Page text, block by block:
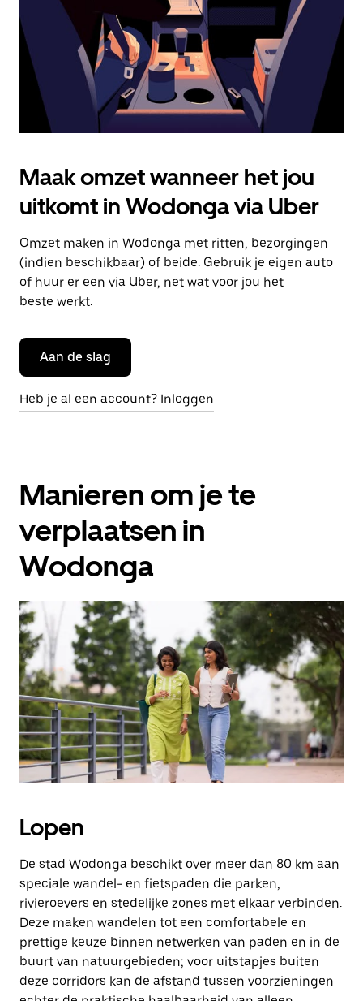
agenda
te
sluiten.
Maak omzet wanneer het jou
uitkomt in Wodonga via Uber
Omzet maken in Wodonga met ritten, bezorgingen
(indien beschikbaar) of beide. Gebruik je eigen auto
of huur er een via Uber, net wat voor jou het
beste werkt.
Aan de slag
Heb je al een account? Inloggen
Manieren om je te
verplaatsen in
Wodonga
Lopen
De stad Wodonga beschikt over meer dan 80 km aan
speciale wandel- en fietspaden die parken,
rivieroevers en stedelijke zones met elkaar verbinden.
Deze maken wandelen tot een comfortabele en
prettige keuze binnen netwerken van paden en in de
buurt van natuurgebieden; voor uitstapjes buiten
deze corridors kan de afstand tussen voorzieningen